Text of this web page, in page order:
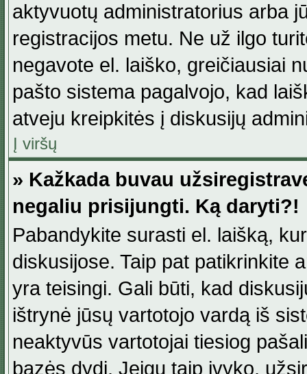
aktyvuotų administratorius arba
registracijos metu. Ne už ilgo
negavote el. laiško, greičiausiai
pašto sistema pagalvojo, kad
atveju kreipkitės į diskusijų
Į viršų
» Kažkada buvau
negaliu prisijungti. Ką daryti?!
Pabandykite surasti el. laišką,
diskusijose. Taip pat patikrinkite
yra teisingi. Gali būti, kad
ištrynė jūsų vartotojo vardą iš
neaktyvūs vartotojai tiesiog
bazės dydį. Jeigu taip įvyko,